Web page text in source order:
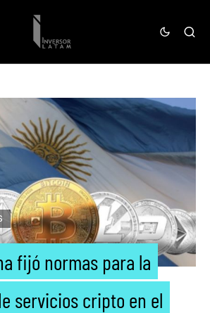
fijó normas para la
servicios cripto en el